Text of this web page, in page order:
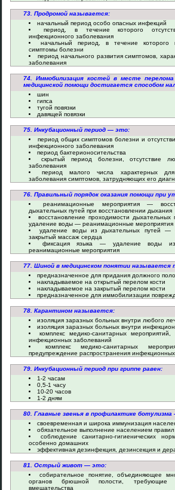
73. Продромой называется:
начальный период особо опасных инфекций
период, в течение которого
инфекционного заболевания
начальный период, в течение которого
симптомы болезни
период начального развития симптомов,
заболевания
74. Иммобилизация костей в месте перелома
медицинской помощи достигается способом
шин
гипса
тугой повязки
давящей повязки
75. Инкубационный период — это:
период общих симптомов болезни и
инфекционного заболевания
период бактерионосительства
скрытый период болезни, отсутствие
заболевания
период малого числа характерных
заболевания симптомов, затрудняющих его
76. Правильный порядок оказания помощи при
реанимационные мероприятия —
дыхательных путей при восстановлении дыхания
восстановление проходимости
удаление воды — реанимационные мероприятия
удаление воды из дыхательных путей —
закрытый массаж сердца
фиксация языка — удаление воды
реанимационные мероприятия
77. Шиной в медицинском понятии называется
предназначенное для придания должного
накладываемое на открытый перелом кости
накладываемое на закрытый перелом кости
предназначенное для иммобилизации
78. Карантином называется:
изоляция заразных больных внутри любого
изоляция заразных больных внутри
комплекс медико-санитарных
инфекционных заболеваний
комплекс медико-санитарных
предупреждение распространения
79. Инкубационный период при гриппе равен:
1-2 часам
0,5-1 часу
10-20 часов
1-2 дням
80. Главные звенья в профилактике
своевременная и широка иммунизация
обязательное выполнение населением
соблюдение санитарно-гигиенических
особенно домашних
эффективная дезинфекция, дезинсекция и
81. Острый живот — это:
собирательное понятие, объединяющее
органов брюшной полости, требующие
вмешательства